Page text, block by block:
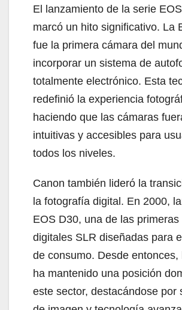
El lanzamiento de la serie
marcó un hito significativo. La
fue la primera cámara del
incorporar un sistema de
totalmente electrónico. Esta
redefinió la experiencia
haciendo que las cámaras
intuitivas y accesibles para
todos los niveles.
Canon también lideró la
la fotografía digital. En 2000,
EOS D30, una de las
digitales SLR diseñadas para
de consumo. Desde entonces,
ha mantenido una posición
este sector, destacándose por